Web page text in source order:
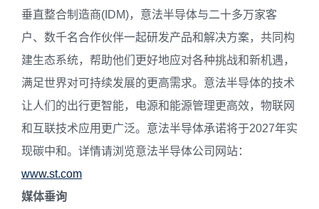
垂直整合制造商(IDM)，意法半导体与二十多万家客
户、数千名合作伙伴一起研发产品和解决方案，共同构
建生态系统，帮助他们更好地应对各种挑战和新机遇，
满足世界对可持续发展的更高需求。意法半导体的技术
让人们的出行更智能，电源和能源管理更高效，物联网
和互联技术应用更广泛。意法半导体承诺将于2027年实
现碳中和。详情请浏览意法半导体公司网站：
www.st.com
媒体垂询